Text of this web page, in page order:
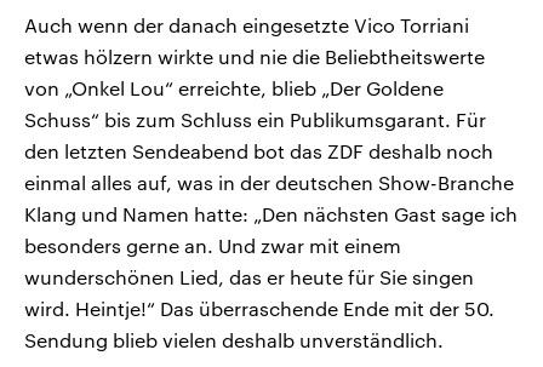
Auch wenn der danach eingesetzte Vico Torriani
etwas hölzern wirkte und nie die Beliebtheitswerte
von „Onkel Lou“ erreichte, blieb „Der Goldene
Schuss“ bis zum Schluss ein Publikumsgarant. Für
den letzten Sendeabend bot das ZDF deshalb noch
einmal alles auf, was in der deutschen Show-Branche
Klang und Namen hatte: „Den nächsten Gast sage ich
besonders gerne an. Und zwar mit einem
wunderschönen Lied, das er heute für Sie singen
wird. Heintje!“ Das überraschende Ende mit der 50.
Sendung blieb vielen deshalb unverständlich.